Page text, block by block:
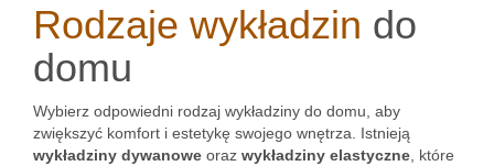
Rodzaje wykładzin do
domu
Wybierz odpowiedni rodzaj wykładziny do domu, aby
zwiększyć komfort i estetykę swojego wnętrza. Istnieją
wykładziny dywanowe oraz wykładziny elastyczne , które